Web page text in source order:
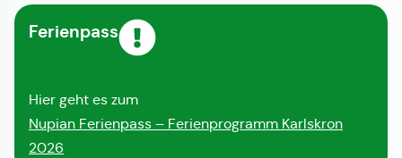
Ferienpass
Hier geht es zum
Nupian Ferienpass – Ferienprogramm Karlskron
2026